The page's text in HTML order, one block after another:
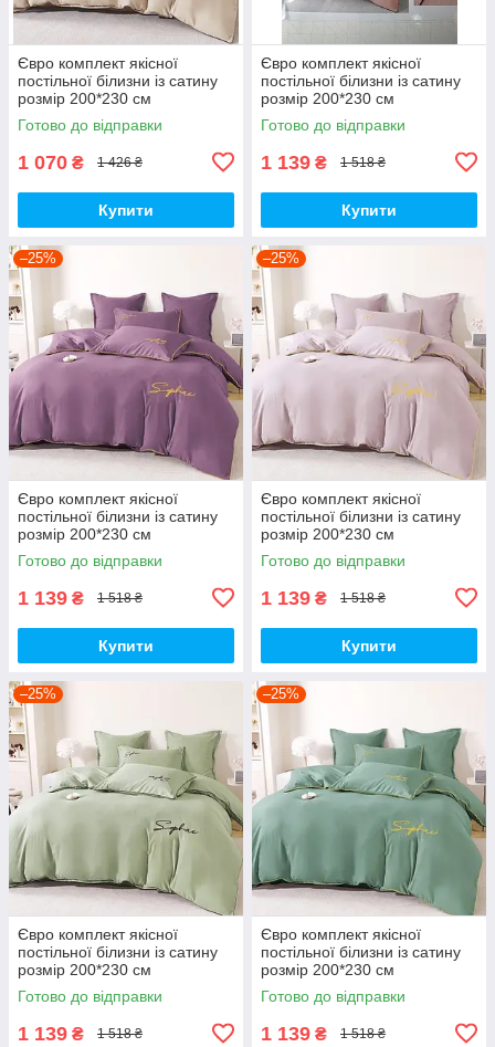
Євро комплект якісної
постільної білизни із сатину
розмір 200*230 см
Готово до відправки
1 070 ₴ 1 426 ₴
Купити
Євро комплект якісної
постільної білизни із сатину
розмір 200*230 см
Готово до відправки
1 139 ₴ 1 518 ₴
Купити
–25%
Євро комплект якісної
постільної білизни із сатину
розмір 200*230 см
Готово до відправки
1 139 ₴ 1 518 ₴
Купити
–25%
Євро комплект якісної
постільної білизни із сатину
розмір 200*230 см
Готово до відправки
1 139 ₴ 1 518 ₴
Купити
–25%
Євро комплект якісної
постільної білизни із сатину
розмір 200*230 см
Готово до відправки
1 139 ₴ 1 518 ₴
–25%
Євро комплект якісної
постільної білизни із сатину
розмір 200*230 см
Готово до відправки
1 139 ₴ 1 518 ₴